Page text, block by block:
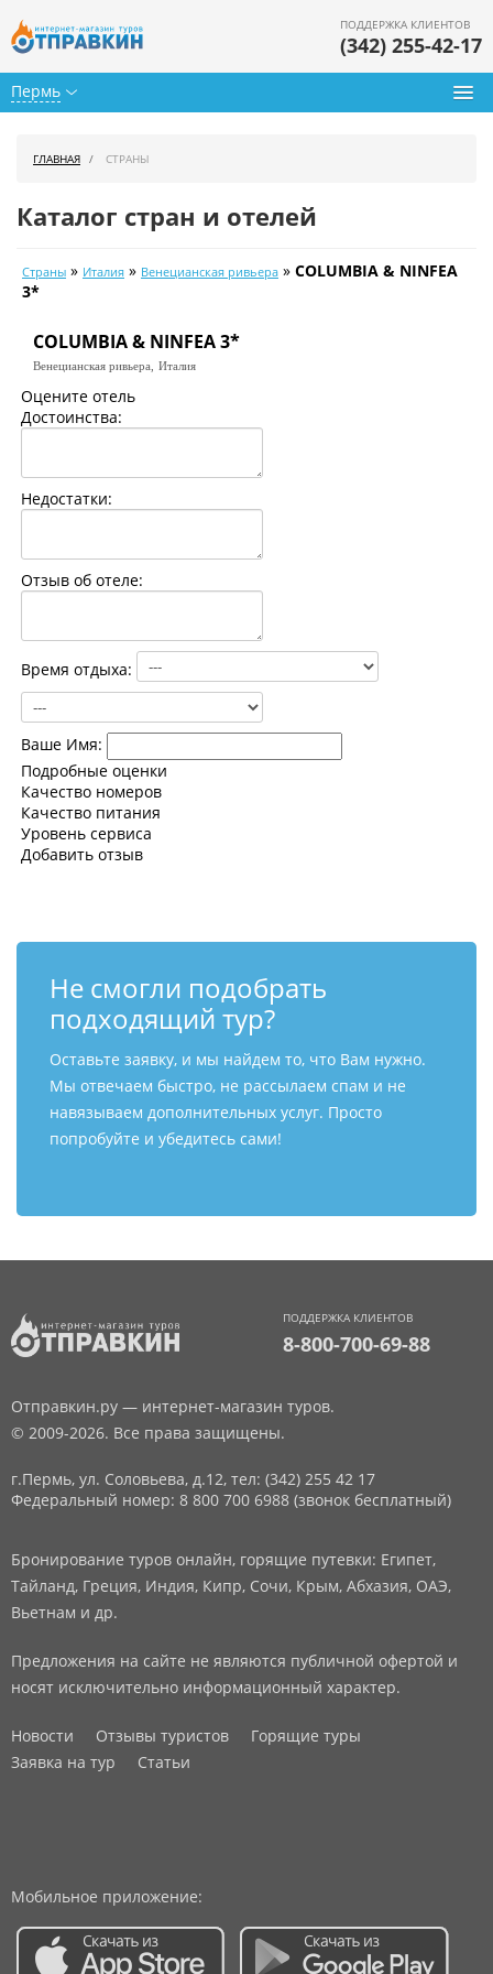
Пермь
ПОДДЕРЖКА КЛИЕНТОВ
(342) 255-42-17
Календарь туров
Страны
Как купить
Контакты
ГЛАВНАЯ СТРАНЫ
Каталог стран и отелей
Страны » Италия » Венецианская ривьера » COLUMBIA & NINFEA
3*
COLUMBIA & NINFEA 3*
Венецианская ривьера, Италия
Оцените отель
Достоинства:
Недостатки:
Отзыв об отеле:
Время отдыха:
Ваше Имя:
Подробные оценки
Качество номеров
Качество питания
Уровень сервиса
Добавить отзыв
Не смогли подобрать
подходящий тур?
Оставьте заявку, и мы найдем то, что Вам нужно.
Мы отвечаем быстро, не рассылаем спам и не
навязываем дополнительных услуг. Просто
попробуйте и убедитесь сами!
ПОДДЕРЖКА КЛИЕНТОВ
8-800-700-69-88
Отправкин.ру — интернет-магазин туров.
© 2009-2026. Все права защищены.
г.Пермь, ул. Соловьева, д.12, тел: (342) 255 42 17
Федеральный номер: 8 800 700 6988 (звонок бесплатный)
Бронирование туров онлайн, горящие путевки: Египет,
Тайланд, Греция, Индия, Кипр, Сочи, Крым, Абхазия, ОАЭ,
Вьетнам и др.
Предложения на сайте не являются публичной офертой и
носят исключительно информационный характер.
Новости Отзывы туристов
Горящие туры
Заявка на тур
Статьи
Мобильное приложение: